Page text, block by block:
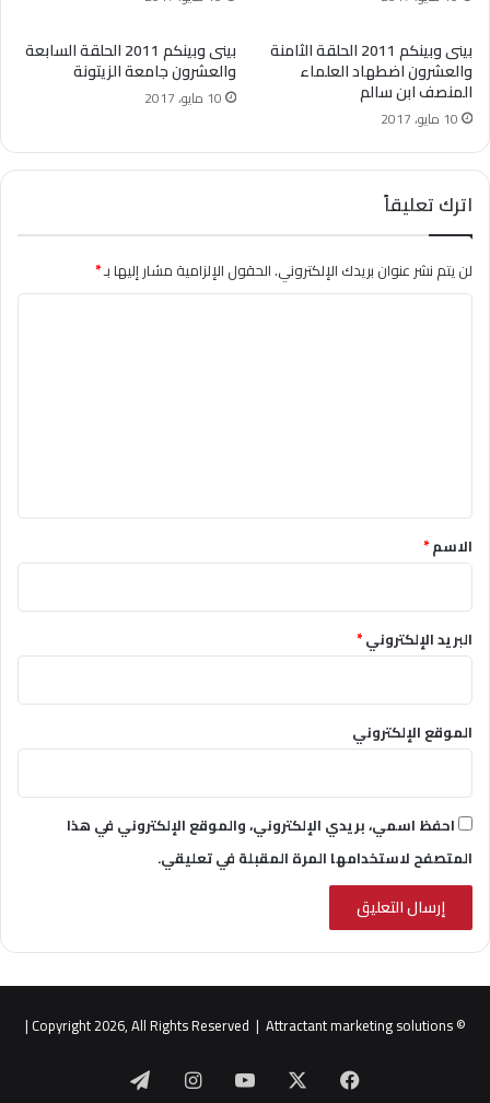
بينى وبينكم 2011 الحلقة الثامنة
والعشرون اضطهاد العلماء
المنصف ابن سالم
10 مايو، 2017
بينى وبينكم 2011 الحلقة السابعة
والعشرون جامعة الزيتونة
10 مايو، 2017
اترك تعليقاً
لن يتم نشر عنوان بريدك الإلكتروني.الحقول الإلزامية مشار إليها بـ*
*الاسم*
البريد الإلكتروني*
الموقع الإلكتروني
احفظ اسمي، بريدي الإلكتروني، والموقع الإلكتروني في هذا
المتصفح لاستخدامها المرة المقبلة في تعليقي.
© Copyright 2026, All Rights Reserved |
Attractant marketing solutions
|
فيسبوك ‫YouTube انستقرام